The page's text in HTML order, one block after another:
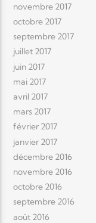
novembre 2017
octobre 2017
septembre 2017
juillet 2017
juin 2017
mai 2017
avril 2017
mars 2017
février 2017
janvier 2017
décembre 2016
novembre 2016
octobre 2016
septembre 2016
août 2016